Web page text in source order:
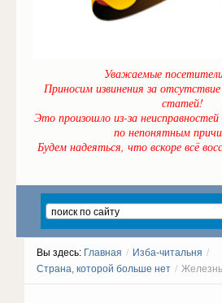
Уважаемые
Приносим извинения за
статей!
Это произошло из-за
по непонятным
Будем надеяться, что вскоре всё
Вы здесь: Главная / Изба-читальня /
Страна, которой больше нет /